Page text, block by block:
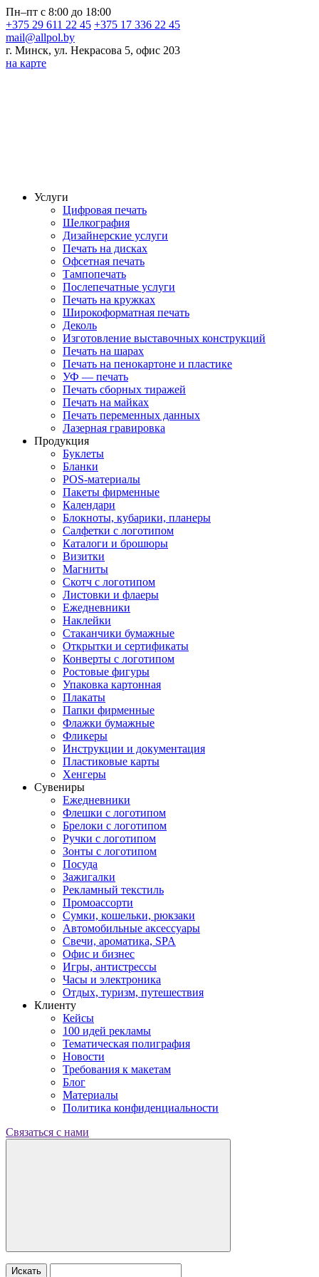
Пн–пт с 8:00 до 18:00
+375 29 611 22 45 +375 17 336 22 45
mail@allpol.by
г. Минск, ул. Некрасова 5, офис 203
на карте
Услуги
Цифровая печать
Шелкография
Дизайнерские услуги
Печать на дисках
Офсетная печать
Тампопечать
Послепечатные услуги
Печать на кружках
Широкоформатная печать
Деколь
Изготовление выставочных конструкций
Печать на шарах
Печать на пенокартоне и пластике
УФ — печать
Печать сборных тиражей
Печать на майках
Печать переменных данных
Лазерная гравировка
Продукция
Буклеты
Бланки
POS-материалы
Пакеты фирменные
Календари
Блокноты, кубарики, планеры
Салфетки с логотипом
Каталоги и брошюры
Визитки
Магниты
Скотч с логотипом
Листовки и флаеры
Ежедневники
Наклейки
Стаканчики бумажные
Открытки и сертификаты
Конверты с логотипом
Ростовые фигуры
Упаковка картонная
Плакаты
Папки фирменные
Флажки бумажные
Фликеры
Инструкции и документация
Пластиковые карты
Хенгеры
Сувениры
Ежедневники
Флешки с логотипом
Брелоки с логотипом
Ручки с логотипом
Зонты с логотипом
Посуда
Зажигалки
Рекламный текстиль
Промоассорти
Сумки, кошельки, рюкзаки
Автомобильные аксессуары
Свечи, ароматика, SPA
Офис и бизнес
Игры, антистрессы
Часы и электроника
Отдых, туризм, путешествия
Клиенту
Кейсы
100 идей рекламы
Тематическая полиграфия
Новости
Требования к макетам
Блог
Материалы
Политика конфиденциальности
Связаться с нами
Искать